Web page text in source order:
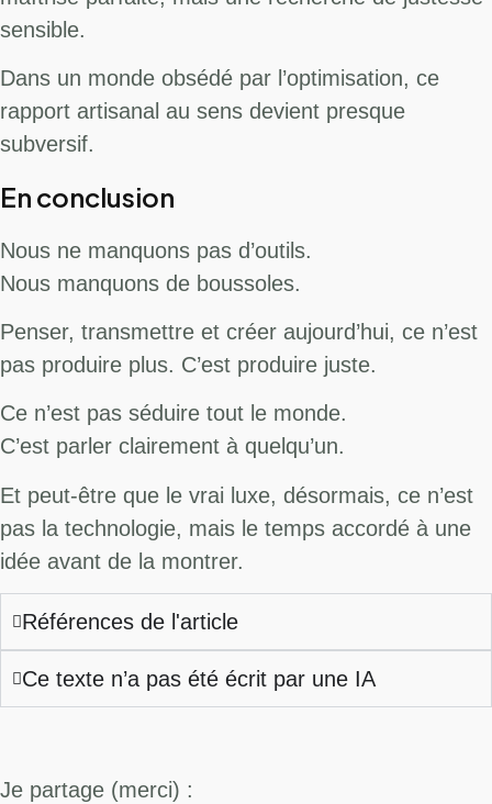
sensible.
Dans un monde obsédé par l’optimisation, ce
rapport artisanal au sens devient presque
subversif.
En conclusion
Nous ne manquons pas d’outils.
Nous manquons de boussoles.
Penser, transmettre et créer aujourd’hui, ce n’est
pas produire plus. C’est produire juste.
Ce n’est pas séduire tout le monde.
C’est parler clairement à quelqu’un.
Et peut-être que le vrai luxe, désormais, ce n’est
pas la technologie, mais le temps accordé à une
idée avant de la montrer.
Références de l'article
Ce texte n’a pas été écrit par une IA
Je partage (merci) :